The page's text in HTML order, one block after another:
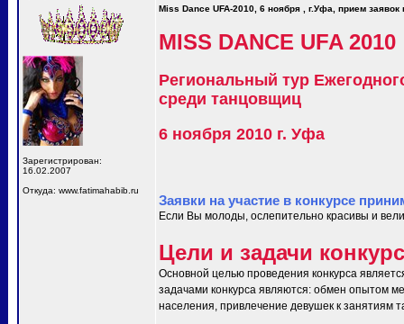
Зарегистрирован:
16.02.2007
Откуда: www.fatimahabib.ru
Miss Dance UFA-2010, 6 ноября , г.Уфа, прием заявок
MISS DANCE UFA 2010
Региональный тур
среди танцовщиц
6 ноября 2010 г. Уфа
Заявки на участие в конкурсе
Если Вы молоды, ослепительно красивы и
Цели и задачи
Основной целью проведения конкурса
задачами конкурса являются: обмен опытом
населения, привлечение девушек к занятиям